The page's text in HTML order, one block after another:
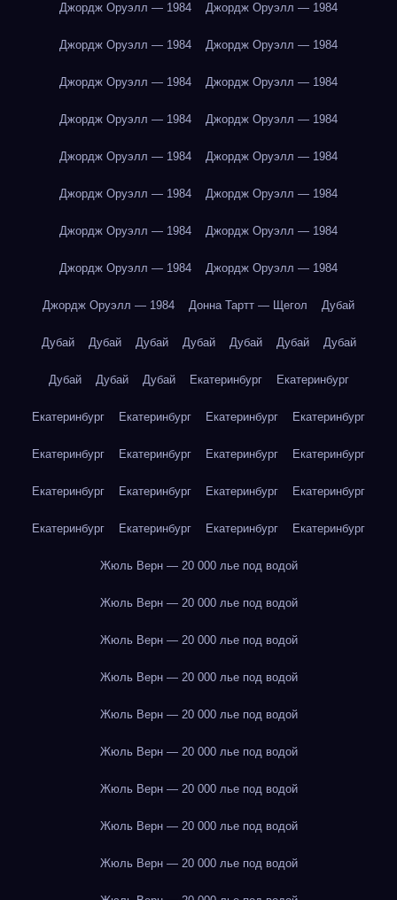
Джордж Оруэлл — 1984 Джордж Оруэлл — 1984
Джордж Оруэлл — 1984 Джордж Оруэлл — 1984
Джордж Оруэлл — 1984 Джордж Оруэлл — 1984
Джордж Оруэлл — 1984 Джордж Оруэлл — 1984
Джордж Оруэлл — 1984 Джордж Оруэлл — 1984
Джордж Оруэлл — 1984 Джордж Оруэлл — 1984
Джордж Оруэлл — 1984 Джордж Оруэлл — 1984
Джордж Оруэлл — 1984 Джордж Оруэлл — 1984
Джордж Оруэлл — 1984 Донна Тартт — Щегол Дубай
Дубай Дубай Дубай Дубай Дубай Дубай Дубай
Дубай Дубай Дубай Екатеринбург Екатеринбург
Екатеринбург Екатеринбург Екатеринбург Екатеринбург
Екатеринбург Екатеринбург Екатеринбург Екатеринбург
Екатеринбург Екатеринбург Екатеринбург Екатеринбург
Екатеринбург Екатеринбург Екатеринбург Екатеринбург
Жюль Верн — 20 000 лье под водой
Жюль Верн — 20 000 лье под водой
Жюль Верн — 20 000 лье под водой
Жюль Верн — 20 000 лье под водой
Жюль Верн — 20 000 лье под водой
Жюль Верн — 20 000 лье под водой
Жюль Верн — 20 000 лье под водой
Жюль Верн — 20 000 лье под водой
Жюль Верн — 20 000 лье под водой